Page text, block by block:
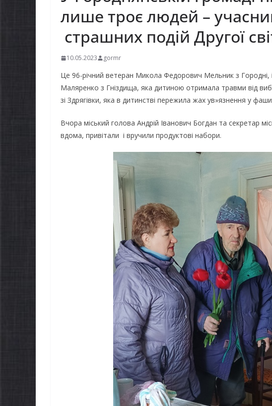
лише троє людей –
страшних подій Другої
10.05.2023 gormr
Це 96-річний ветеран Микола Федорович Мельник з Городні,
Маляренко з Гніздища, яка дитиною отримала травми від
зі Здрягівки, яка в дитинстві пережила жах ув»язнення у
Вчора міський голова Андрій Іванович Богдан та секретар
вдома, привітали і вручили продуктові набори.